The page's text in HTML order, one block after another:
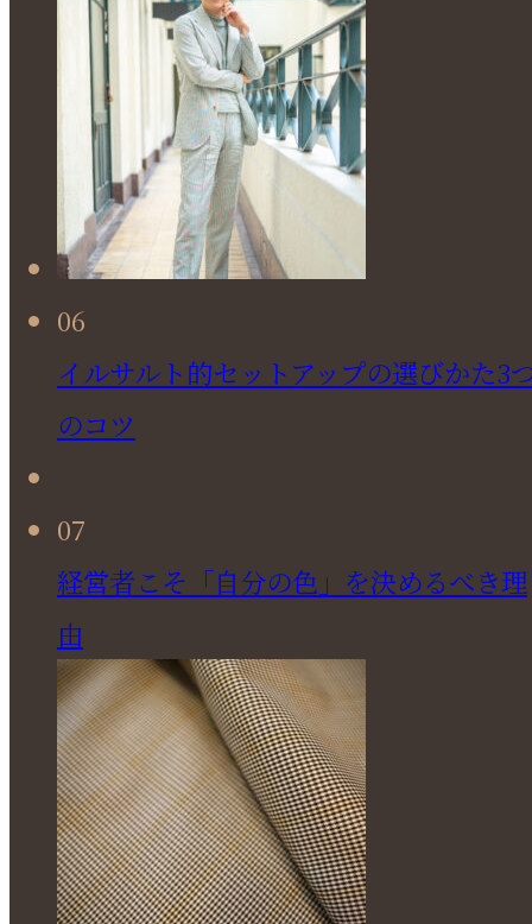
06
イルサルト的セットアップの選びかた3
のコツ
07
経営者こそ「自分の色」を決めるべき理
由